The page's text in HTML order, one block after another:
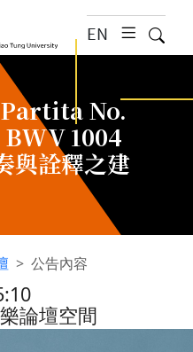
Institute of Music, National
EN
漢堡選
Partita No.
1004
與詮釋之建
公告內容
論壇空間